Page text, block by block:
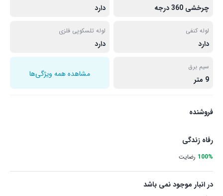
چرخشی 360 درجه دارد
لوله کنفی
دارد
لوله تلسکوپی فلزی
دارد
سیم برق
9 متر
مشاهده همه ویژگی‌ها
فروشنده
رفاه زندگی
100% رضایت
در انبار موجود نمی باشد